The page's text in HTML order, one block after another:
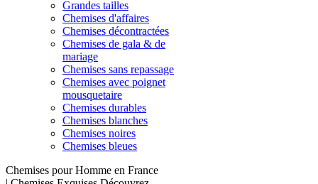
Grandes tailles
Chemises d'affaires
Chemises décontractées
Chemises de gala & de
mariage
Chemises sans repassage
Chemises avec poignet
mousquetaire
Chemises durables
Chemises blanches
Chemises noires
Chemises bleues
Chemises pour Homme en France